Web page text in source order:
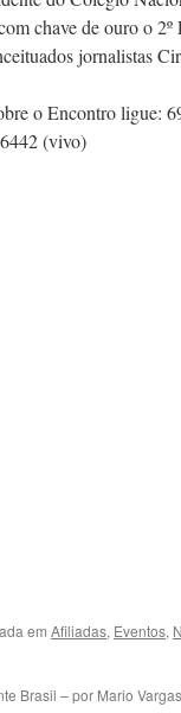
chave de ouro o
jornalistas
o Encontro ligue:
(vivo)
em Afiliadas, Eventos,
Brasil – por Mario